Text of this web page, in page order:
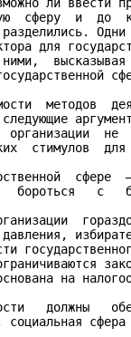
сферу  и  до
для
ними,
методов
организации  не
стимулов
сфере
бороться   с
на
должны
социальная